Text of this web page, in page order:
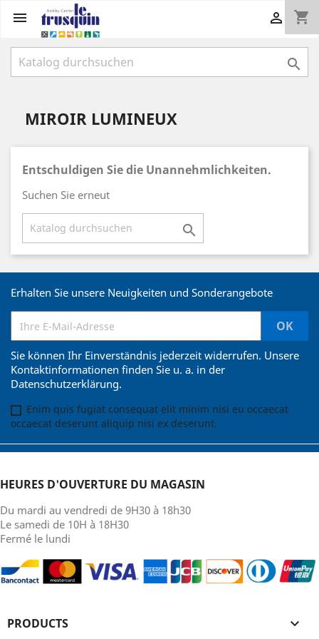
 shopping_cart


MIROIR LUMINEUX
Entschuldigen Sie die Unannehmlichkeiten.
Suchen Sie erneut

Erhalten Sie unsere Neuigkeiten und Sonderangebote
Sie können Ihr Einverständnis jederzeit widerrufen. Unsere
Kontaktinformationen finden Sie u. a. in der
Datenschutzerklärung.
Enim quis fugiat consequat elit minim nisi eu occaecat
occaecat deserunt aliquip nisi ex deserunt.
HEURES D'OUVERTURE DU MAGASIN
Du mardi au vendredi de 9H30 à 18h30
Le samedi de 10H à 18H30
Fermé le lundi
PRODUCTS 